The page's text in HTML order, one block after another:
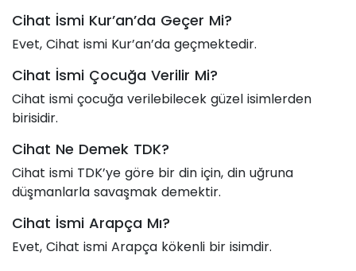
Cihat İsmi Kur’an’da Geçer Mi?
Evet, Cihat ismi Kur’an’da geçmektedir.
Cihat İsmi Çocuğa Verilir Mi?
Cihat ismi çocuğa verilebilecek güzel isimlerden
birisidir.
Cihat Ne Demek TDK?
Cihat ismi TDK’ye göre bir din için, din uğruna
düşmanlarla savaşmak demektir.
Cihat İsmi Arapça Mı?
Evet, Cihat ismi Arapça kökenli bir isimdir.